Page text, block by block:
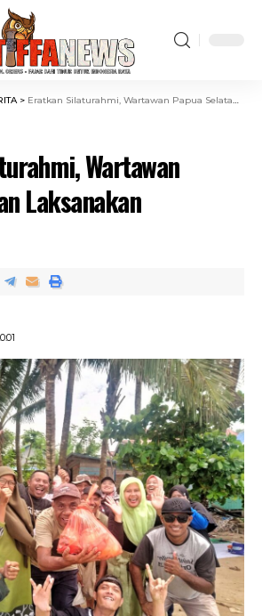
> Eratkan Silaturahmi, Wartawan Papua Selatan Laksanakan Halalbihalal
Wartawan
Laksanakan